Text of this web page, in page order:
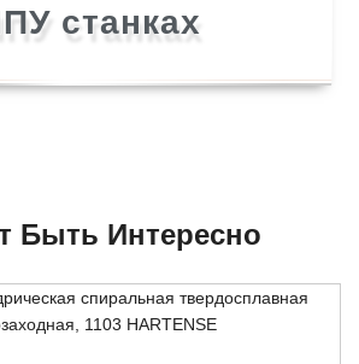
станках
Быть Интересно
+7 (926) 7777-090
info@artpride-msk.ru